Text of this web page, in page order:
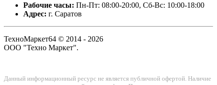
Рабочие часы: Пн-Пт: 08:00-20:00, Сб-Вс: 10:00-18:00
Адрес: г. Саратов
ТехноМаркет64 © 2014 - 2026
ООО "Техно Маркет".
Данный информационный ресурс не является публичной офертой. Наличие